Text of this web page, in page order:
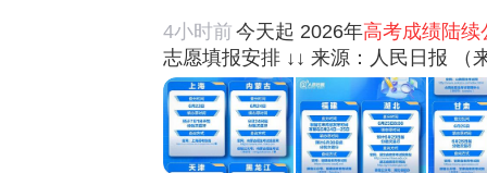
4小时前 今天起 2026年高考成绩陆
志愿填报安排 ↓↓ 来源：人民日报 （